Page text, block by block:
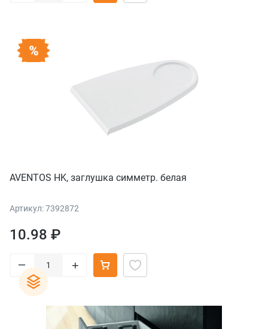
AVENTOS HK, заглушка симметр. белая
Артикул: 7392872
10.98 ₽
– +